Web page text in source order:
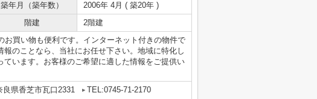
築年月（築年数）
2006年 4月 ( 築20年 )
階建 2階建
お買い物も便利です。インターネット付きの物件で
のことなら、当社にお任せ下さい。地域に特化し
ています。お客様のご希望に適した情報をご提供い
良県香芝市瓦口2331
TEL:0745-71-2170